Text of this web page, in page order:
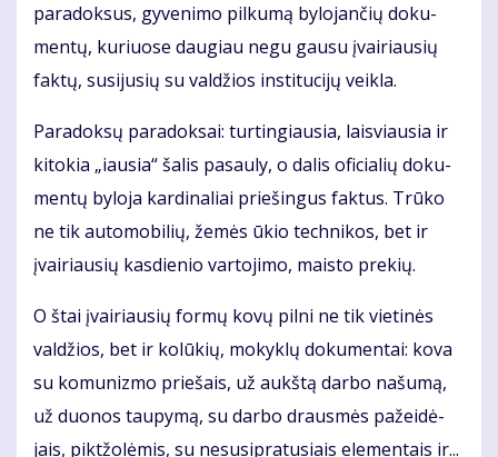
pa­ra­dok­sus, gy­ve­ni­mo pil­ku­mą by­lo­jan­čių do­ku­
men­tų, ku­riuo­se dau­giau ne­gu gau­su įvai­riau­sių
fak­tų, su­si­ju­sių su val­džios ins­ti­tu­ci­jų veik­la.
Pa­ra­dok­sų pa­ra­dok­sai: tur­tin­giau­sia, lais­viau­sia ir
ki­to­kia „iau­sia“ ša­lis pa­sau­ly, o da­lis ofi­cia­lių do­ku­
men­tų by­lo­ja kar­di­na­liai prie­šin­gus fak­tus. Trū­ko
ne tik au­to­mo­bi­lių, že­mės ūkio tech­ni­kos, bet ir
įvai­riau­sių kas­die­nio var­to­ji­mo, mais­to pre­kių.
O štai įvai­riau­sių for­mų ko­vų pil­ni ne tik vie­ti­nės
val­džios, bet ir ko­lū­kių, mo­kyk­lų do­ku­men­tai: ko­va
su ko­mu­niz­mo prie­šais, už aukš­tą dar­bo na­šu­mą,
už duo­nos tau­py­mą, su dar­bo draus­mės pa­žei­dė­
jais, pik­tžo­lė­mis, su nesu­si­pra­tu­siais ele­men­tais ir...